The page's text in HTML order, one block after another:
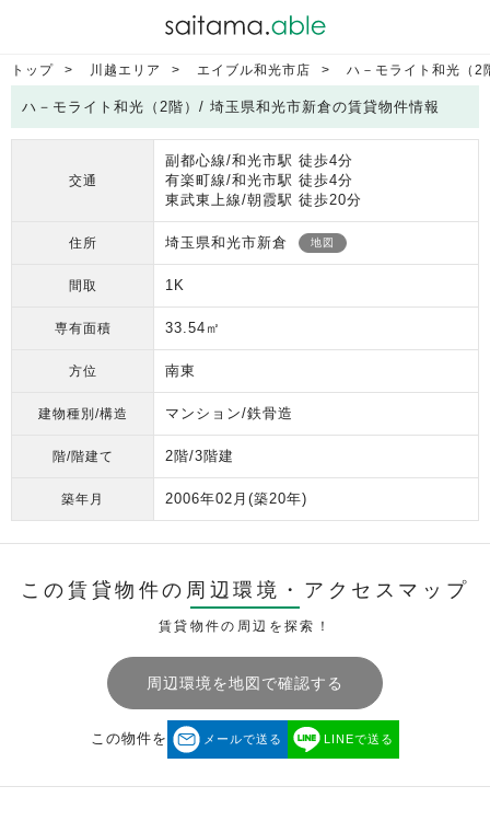
トップ 川越エリア エイブル和光市店 ハ－モライト和光（2
ハ－モライト和光（2階）/ 埼玉県和光市新倉の賃貸物件情報
交通
副都心線/和光市駅 徒歩4分
有楽町線/和光市駅 徒歩4分
東武東上線/朝霞駅 徒歩20分
住所 埼玉県和光市新倉 地図
間取 1K
専有面積 33.54㎡
方位 南東
建物種別/構造 マンション/鉄骨造
階/階建て 2階/3階建
築年月 2006年02月 (築20年)
この賃貸物件の周辺環境・ アクセスマップ
賃貸物件の周辺を探索！
周辺環境を地図で確認する
この物件を メールで送る LINEで送る